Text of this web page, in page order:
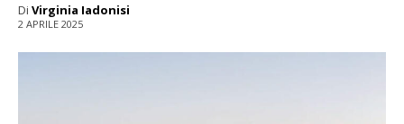
Di Virginia Iadonisi
2 APRILE 2025